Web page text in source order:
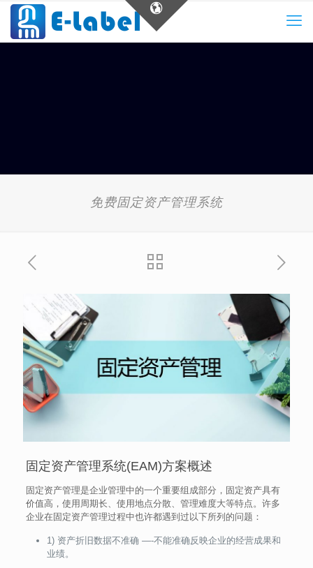
免费固定资产管理系统
固定资产管理系统(EAM)方案概述
固定资产管理是企业管理中的一个重要组成部分，固定资产具有
价值高，使用周期长、使用地点分散、管理难度大等特点。许多
企业在固定资产管理过程中也许都遇到过以下所列的问题：
1) 资产折旧数据不准确 —-不能准确反映企业的经营成果和
业绩。